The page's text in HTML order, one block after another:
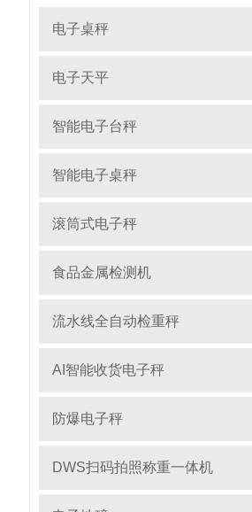
电子桌秤
电子天平
智能电子台秤
智能电子桌秤
滚筒式电子秤
食品金属检测机
流水线全自动检重秤
AI智能收货电子秤
防爆电子秤
DWS扫码拍照称重一体机